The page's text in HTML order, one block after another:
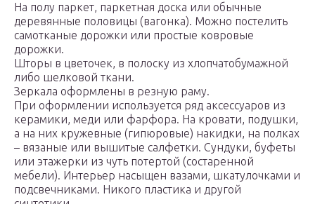
На полу паркет, паркетная доска или обычные
деревянные половицы (вагонка). Можно постелить
самотканые дорожки или простые ковровые
дорожки.
Шторы в цветочек, в полоску из хлопчатобумажной
либо шелковой ткани.
Зеркала оформлены в резную раму.
При оформлении используется ряд аксессуаров из
керамики, меди или фарфора. На кровати, подушки,
а на них кружевные (гипюровые) накидки, на полках
– вязаные или вышитые салфетки. Сундуки, буфеты
или этажерки из чуть потертой (состаренной
мебели). Интерьер насыщен вазами, шкатулочками и
подсвечниками. Никого пластика и другой